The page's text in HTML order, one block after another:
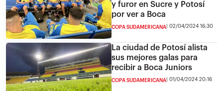
y furor en Sucre y Potosí
por ver a Boca
COPA SUDAMERICANA 02/04/2024 16:30
La ciudad de Potosí alista
sus mejores galas para
recibir a Boca Juniors
COPA SUDAMERICANA 01/04/2024 20:16